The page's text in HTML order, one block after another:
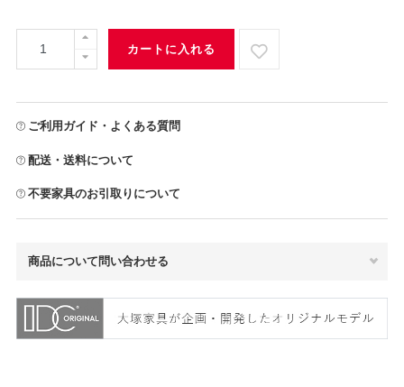
カートに入れる
ご利用ガイド・よくある質問
配送・送料について
不要家具のお引取りについて
商品について問い合わせる